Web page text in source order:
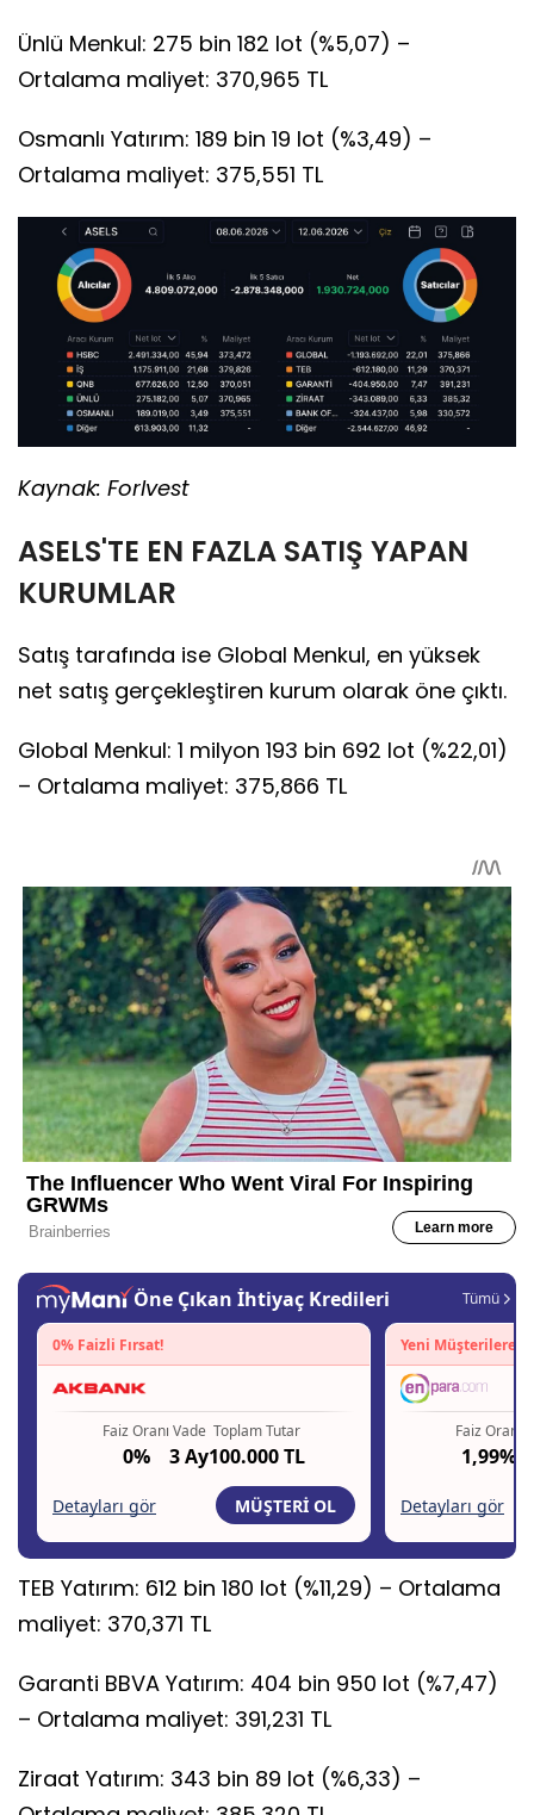
Ünlü Menkul: 275 bin 182 lot (%5,07) –
Ortalama maliyet: 370,965 TL
Osmanlı Yatırım: 189 bin 19 lot (%3,49) –
Ortalama maliyet: 375,551 TL
Kaynak: ForIvest
ASELS'TE EN FAZLA SATIŞ YAPAN
KURUMLAR
Satış tarafında ise Global Menkul, en yüksek
net satış gerçekleştiren kurum olarak öne çıktı.
Global Menkul: 1 milyon 193 bin 692 lot (%22,01)
– Ortalama maliyet: 375,866 TL
TEB Yatırım: 612 bin 180 lot (%11,29) – Ortalama
maliyet: 370,371 TL
Garanti BBVA Yatırım: 404 bin 950 lot (%7,47)
– Ortalama maliyet: 391,231 TL
Ziraat Yatırım: 343 bin 89 lot (%6,33) –